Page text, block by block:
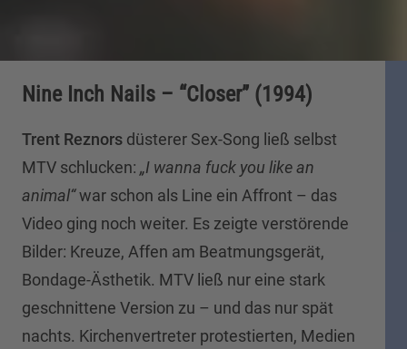
Nine Inch Nails – “Closer” (1994)
Trent Reznors düsterer Sex-Song ließ selbst
MTV schlucken: „I wanna fuck you like an
animal“war schon als Line ein Affront – das
Video ging noch weiter. Es zeigte verstörende
Bilder: Kreuze, Affen am Beatmungsgerät,
Bondage-Ästhetik. MTV ließ nur eine stark
geschnittene Version zu – und das nur spät
nachts. Kirchenvertreter protestierten, Medien